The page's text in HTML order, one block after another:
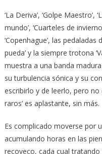
‘La Deriva’, ‘Golpe Maestro’,
mundo’, ‘Cuarteles de
‘Copenhague’, las pedaladas
pueda’ y la siempre trotona
muestra a una banda
su turbulencia sónica y su
escribirlo y de leerlo, pero no
raros’ es aplastante, sin más.
Es complicado moverse por
acumulando horas en las
recoveco, cada cual